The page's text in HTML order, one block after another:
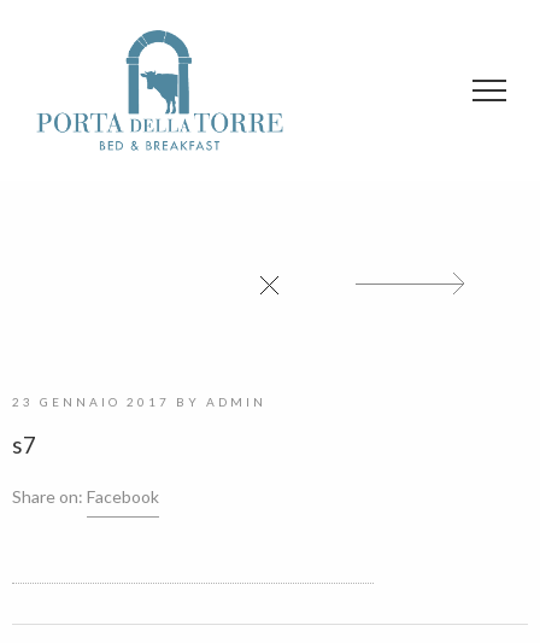
23 GENNAIO 2017 BY ADMIN
s7
Share on: Facebook